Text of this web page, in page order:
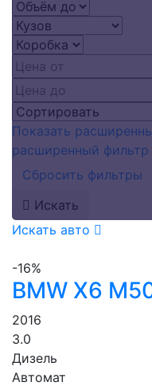
Показать
расширенный фильтр
Сбросить фильтры
Искать
Искать авто
-16%
BMW X6
2016
3.0
Дизель
Автомат